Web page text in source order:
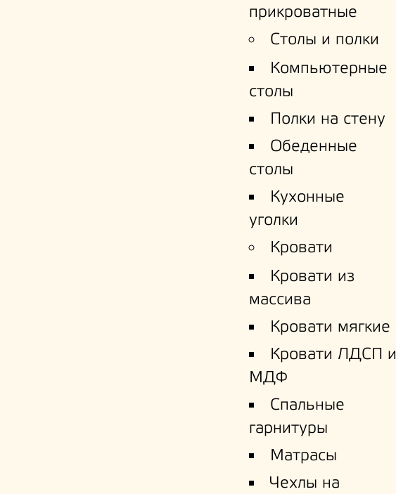
прикроватные
Столы и полки
Компьютерные
столы
Полки на стену
Обеденные
столы
Кухонные
уголки
Кровати
Кровати из
массива
Кровати мягкие
Кровати ЛДСП и
МДФ
Спальные
гарнитуры
Матрасы
Чехлы на